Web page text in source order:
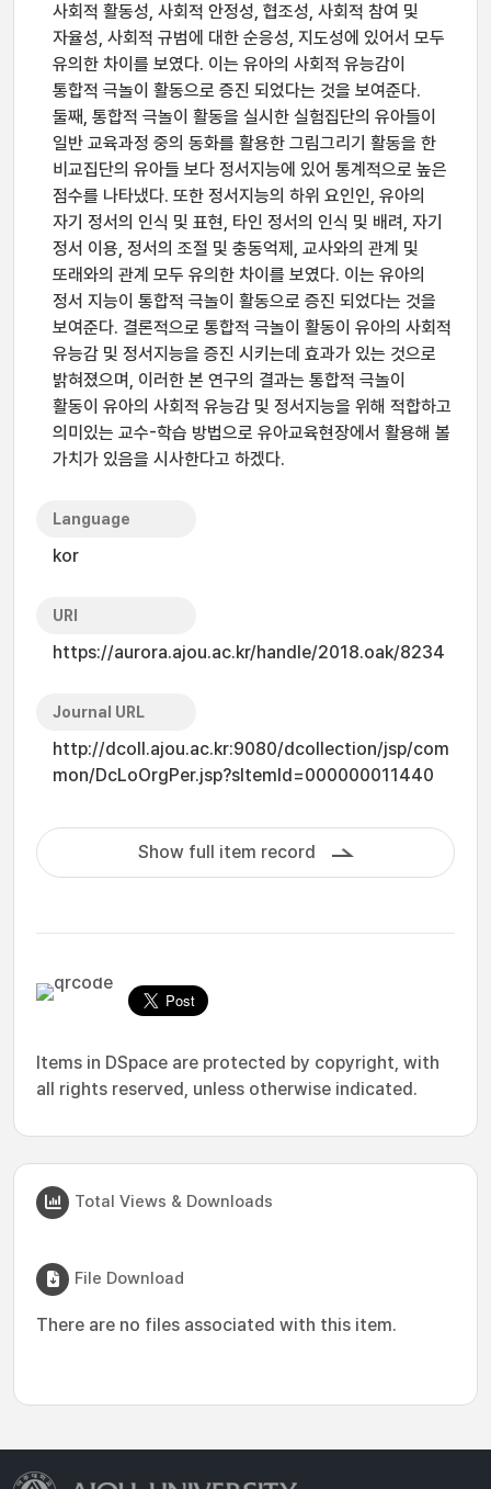
사회적 활동성, 사회적 안정성, 협조성, 사회적 참여 및
자율성, 사회적 규범에 대한 순응성, 지도성에 있어서 모두
유의한 차이를 보였다. 이는 유아의 사회적 유능감이
통합적 극놀이 활동으로 증진 되었다는 것을 보여준다.
둘째, 통합적 극놀이 활동을 실시한 실험집단의 유아들이
일반 교육과정 중의 동화를 활용한 그림그리기 활동을 한
비교집단의 유아들 보다 정서지능에 있어 통계적으로 높은
점수를 나타냈다. 또한 정서지능의 하위 요인인, 유아의
자기 정서의 인식 및 표현, 타인 정서의 인식 및 배려, 자기
정서 이용, 정서의 조절 및 충동억제, 교사와의 관계 및
또래와의 관계 모두 유의한 차이를 보였다. 이는 유아의
정서 지능이 통합적 극놀이 활동으로 증진 되었다는 것을
보여준다. 결론적으로 통합적 극놀이 활동이 유아의 사회적
유능감 및 정서지능을 증진 시키는데 효과가 있는 것으로
밝혀졌으며, 이러한 본 연구의 결과는 통합적 극놀이
활동이 유아의 사회적 유능감 및 정서지능을 위해 적합하고
의미있는 교수-학습 방법으로 유아교육현장에서 활용해 볼
가치가 있음을 시사한다고 하겠다.
Language
kor
URI
https://aurora.ajou.ac.kr/handle/2018.oak/8234
Journal URL
http://dcoll.ajou.ac.kr:9080/dcollection/jsp/com
mon/DcLoOrgPer.jsp?sItemId=000000011440
Show full item record
Items in DSpace are protected by copyright, with
all rights reserved, unless otherwise indicated.
Total Views & Downloads
File Download
There are no files associated with this item.